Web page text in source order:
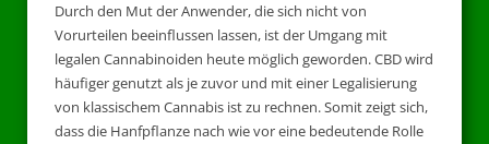
Durch den Mut der Anwender, die sich nicht von
Vorurteilen beeinflussen lassen, ist der Umgang mit
legalen Cannabinoiden heute möglich geworden. CBD wird
häufiger genutzt als je zuvor und mit einer Legalisierung
von klassischem Cannabis ist zu rechnen. Somit zeigt sich,
dass die Hanfpflanze nach wie vor eine bedeutende Rolle